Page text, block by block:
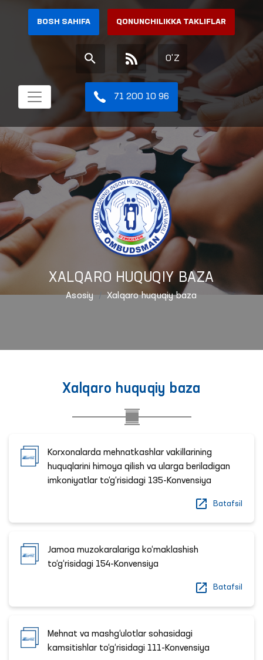
BOSH SAHIFA QONUNCHILIKKA TAKLIFLAR
O'Z
71 200 10 96
XALQARO HUQUQIY BAZA
Asosiy Xalqaro huquqiy baza
Xalqaro huquqiy baza
Korxonalarda mehnatkashlar vakillarining
huquqlarini himoya qilish va ularga beriladigan
imkoniyatlar to‘g‘risidagi 135-Konvensiya
Batafsil
Jamoa muzokaralariga ko‘maklashish
to‘g‘risidagi 154-Konvensiya
Batafsil
Mehnat va mashg‘ulotlar sohasidagi
kamsitishlar to‘g‘risidagi 111-Konvensiya